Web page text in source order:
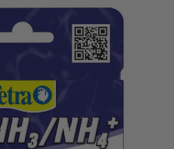
is leeg.
met producten.